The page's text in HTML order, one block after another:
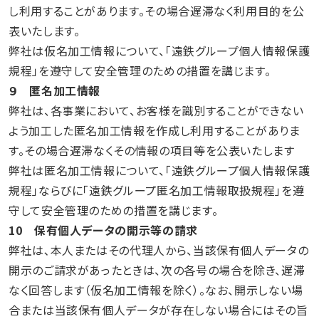
し利用することがあります。その場合遅滞なく利用目的を公
表いたします。
弊社は仮名加工情報について、「遠鉄グループ個人情報保護
規程」を遵守して安全管理のための措置を講じます。
９ 匿名加工情報
弊社は、各事業において、お客様を識別することができない
よう加工した匿名加工情報を作成し利用することがありま
す。その場合遅滞なくその情報の項目等を公表いたします
弊社は匿名加工情報について、「遠鉄グループ個人情報保護
規程」ならびに「遠鉄グループ匿名加工情報取扱規程」を遵
守して安全管理のための措置を講じます。
10 保有個人データの開示等の請求
弊社は､本人またはその代理人から、当該保有個人データの
開示のご請求があったときは、次の各号の場合を除き、遅滞
なく回答します（仮名加工情報を除く）。なお、開示しない場
合または当該保有個人データが存在しない場合にはその旨